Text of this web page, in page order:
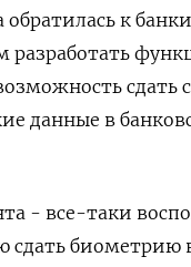
обратилась к
разработать
сдать
данные в
- все-таки
сдать биометрию